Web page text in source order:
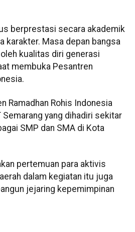
berprestasi secara akademik
karakter. Masa depan bangsa
kualitas diri generasi
membuka Pesantren
Ramadhan Rohis Indonesia
yang dihadiri sekitar
SMP dan SMA di Kota
pertemuan para aktivis
dalam kegiatan itu juga
jejaring kepemimpinan